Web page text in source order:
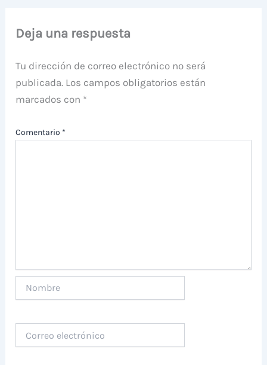
Deja una respuesta
Tu dirección de correo electrónico no será
publicada. Los campos obligatorios están
marcados con *
Comentario *
electrónico